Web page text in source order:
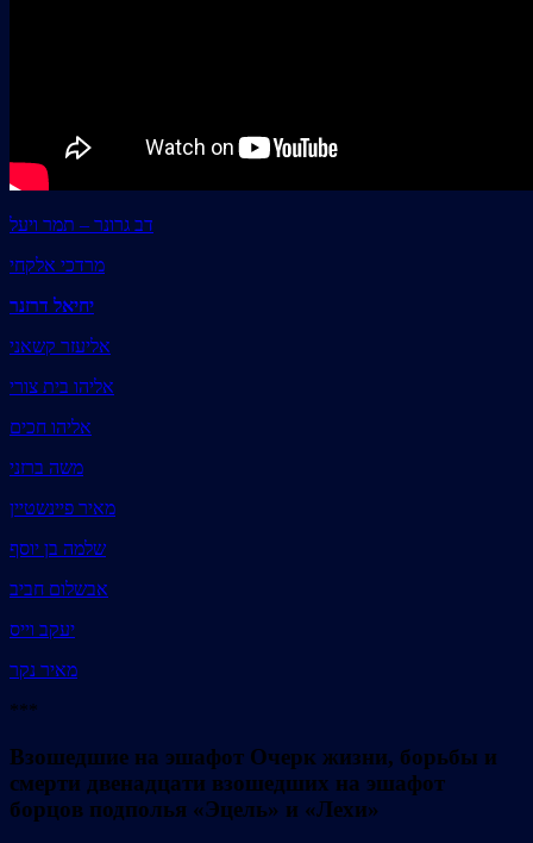
דב גרונר – תמר ויעל
מרדכי אלקחי
יחיאל דרזנר
אליעזר קשאני
אליהו בית צורי
אליהו חכים
משה ברזני
מאיר פיינשטיין
שלמה בן יוסף
אבשלום חביב
יעקב וייס
מאיר נקר
***
Взошедшие на эшафот Очерк жизни, борьбы и
смерти двенадцати взошедших на эшафот
борцов подполья «Эцель» и «Лехи»